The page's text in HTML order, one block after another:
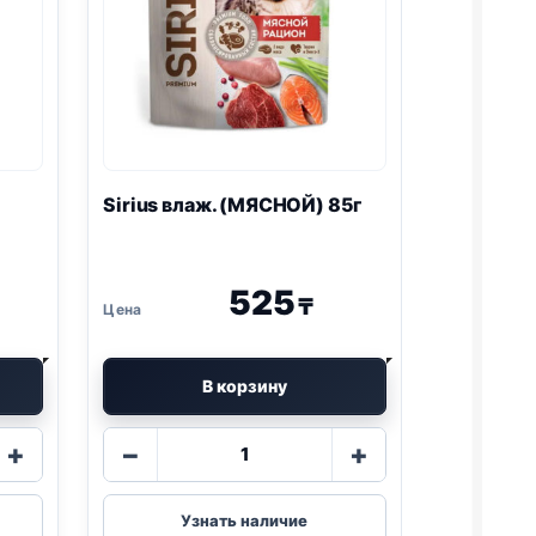
+
Sirius влаж. (МЯСНОЙ) 85г
525₸
В корзину
−
товара
Sirius
влаж.
+
Узнать наличие